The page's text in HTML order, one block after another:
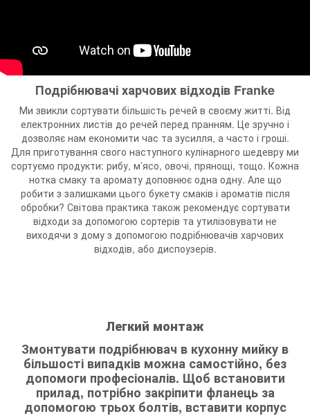
Подрібнювачі харчових відходів Franke
Ми звикли сортувати більшість речей в своєму житті. Від
електронних листів до речей перед пранням. Це зручно і
дозволяє нам економити час та зусилля, а часто і гроші.
Для приготування свого наступного кулінарного шедевру ми
сортуємо продукти: рибу, м’ясо, овочі, прянощі, тощо. Кожна
нотка смаку та аромату доповнює одна одну. Але що
робити з залишками цього букету смаків і ароматів після
обробки? Світова практика також рекомендує сортувати
відходи за допомогою сортерів та утилізовувати не
виходячи з дому з допомогою подрібнювачів харчових
відходів, або диспоузерів.
Легкий монтаж
Змонтувати подрібнювач в кухонну мийку в
більшості випадків можна самостійно, без
допомоги професіоналів. Щоб встановити
прилад, потрібно закріпити фланець за
допомогою трьох болтів, вставити корпус